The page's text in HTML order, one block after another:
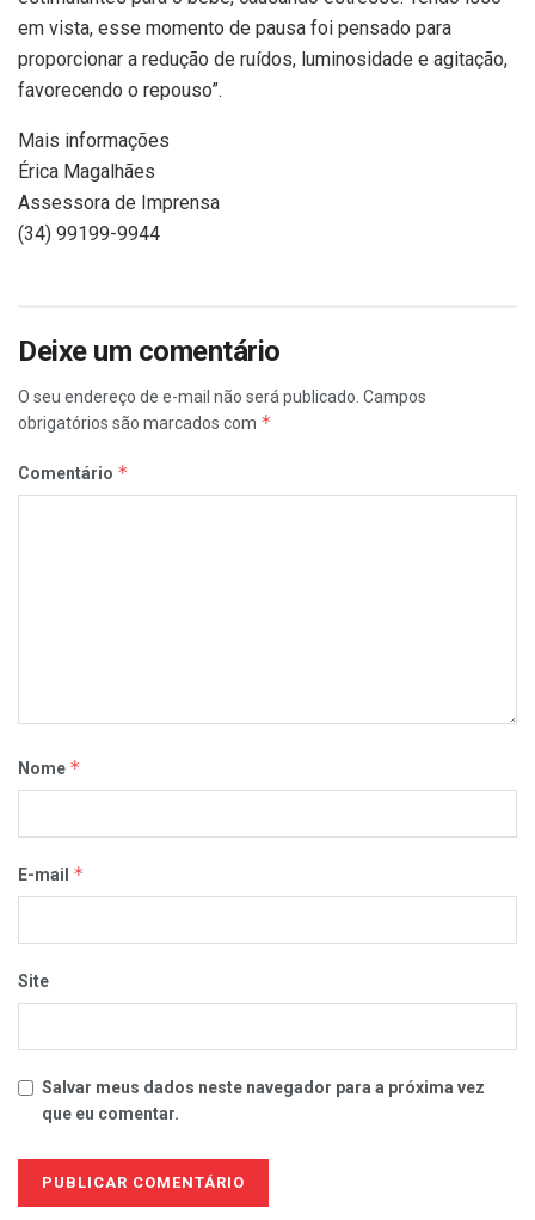
em vista, esse momento de pausa foi pensado para
proporcionar a redução de ruídos, luminosidade e agitação,
favorecendo o repouso”.
Mais informações
Érica Magalhães
Assessora de Imprensa
(34) 99199-9944
Deixe um comentário
O seu endereço de e-mail não será publicado. Campos
obrigatórios são marcados com *
Comentário *
Nome *
E-mail *
Site
Salvar meus dados neste navegador para a próxima vez
que eu comentar.